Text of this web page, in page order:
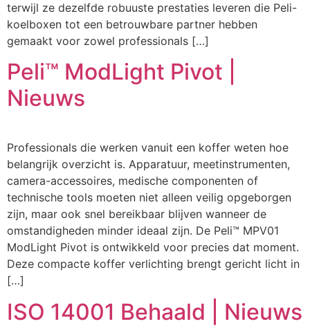
terwijl ze dezelfde robuuste prestaties leveren die Peli-
koelboxen tot een betrouwbare partner hebben
gemaakt voor zowel professionals […]
Peli™ ModLight Pivot |
Nieuws
Professionals die werken vanuit een koffer weten hoe
belangrijk overzicht is. Apparatuur, meetinstrumenten,
camera-accessoires, medische componenten of
technische tools moeten niet alleen veilig opgeborgen
zijn, maar ook snel bereikbaar blijven wanneer de
omstandigheden minder ideaal zijn. De Peli™ MPV01
ModLight Pivot is ontwikkeld voor precies dat moment.
Deze compacte koffer verlichting brengt gericht licht in
[…]
ISO 14001 Behaald | Nieuws